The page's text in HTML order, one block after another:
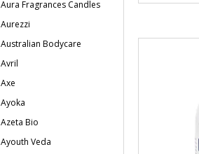
Aura Fragrances Candles
Aurezzi
Australian Bodycare
Avril
Axe
Ayoka
Azeta Bio
Ayouth Veda